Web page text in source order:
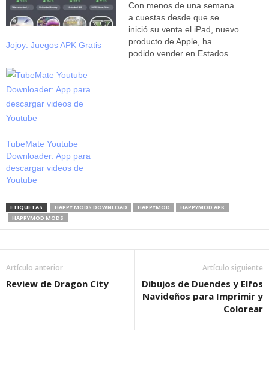
Jojoy: Juegos APK Gratis
Con menos de una semana
a cuestas desde que se
inició su venta el iPad, nuevo
producto de Apple, ha
podido vender en Estados
TubeMate Youtube
Downloader: App para
descargar videos de
Youtube
ETIQUETAS HAPPY MODS DOWNLOAD HAPPYMOD
HAPPYMOD APK
HAPPYMOD MODS
Artículo anterior
Review de Dragon City
Artículo siguiente
Dibujos de Duendes y Elfos
Navideños para Imprimir y
Colorear